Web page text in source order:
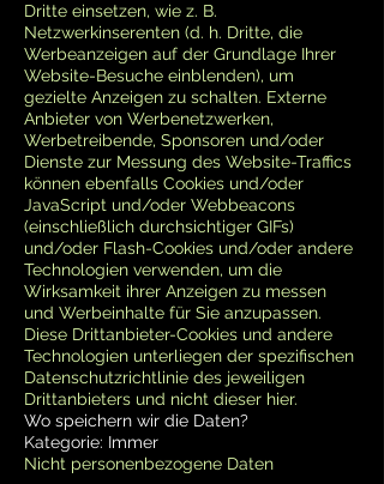
Dritte einsetzen, wie z. B.
Netzwerkinserenten (d. h. Dritte, die
Werbeanzeigen auf der Grundlage Ihrer
Website-Besuche einblenden), um
gezielte Anzeigen zu schalten. Externe
Anbieter von Werbenetzwerken,
Werbetreibende, Sponsoren und/oder
Dienste zur Messung des Website-Traffics
können ebenfalls Cookies und/oder
JavaScript und/oder Webbeacons
(einschließlich durchsichtiger GIFs)
und/oder Flash-Cookies und/oder andere
Technologien verwenden, um die
Wirksamkeit ihrer Anzeigen zu messen
und Werbeinhalte für Sie anzupassen.
Diese Drittanbieter-Cookies und andere
Technologien unterliegen der spezifischen
Datenschutzrichtlinie des jeweiligen
Drittanbieters und nicht dieser hier.
Wo speichern wir die Daten?
Kategorie: Immer
Nicht personenbezogene Daten